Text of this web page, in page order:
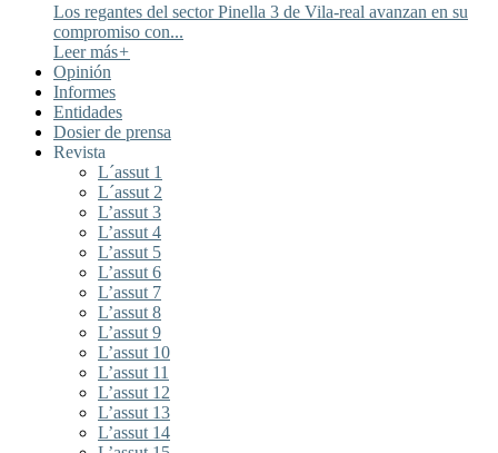
Los regantes del sector Pinella 3 de Vila-real avanzan en su
compromiso con...
Leer más+
Opinión
Informes
Entidades
Dosier de prensa
Revista
L´assut 1
L´assut 2
L’assut 3
L’assut 4
L’assut 5
L’assut 6
L’assut 7
L’assut 8
L’assut 9
L’assut 10
L’assut 11
L’assut 12
L’assut 13
L’assut 14